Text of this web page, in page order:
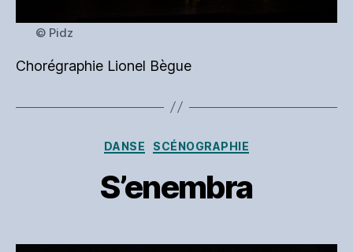
© Pidz
Chorégraphie Lionel Bègue
Catégories
DANSE SCÉNOGRAPHIE
S’enembra